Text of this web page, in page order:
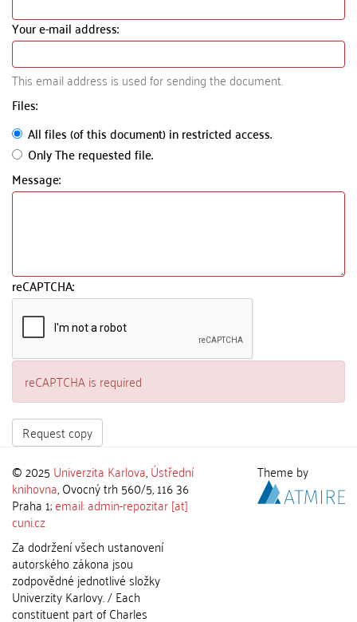
Your e-mail address:
This email address is used for sending the document.
Files:
All files (of this document) in restricted access.
Only The requested file.
Message:
reCAPTCHA:
reCAPTCHA is required
Request copy
© 2025 Univerzita Karlova,Ústřední
knihovna, Ovocný trh 560/5, 116 36
Praha 1;email: admin-repozitar [at]
cuni.cz
Za dodržení všech ustanovení
autorského zákona jsou
zodpovědné jednotlivé složky
Univerzity Karlovy. / Each
constituent part of Charles
Theme by